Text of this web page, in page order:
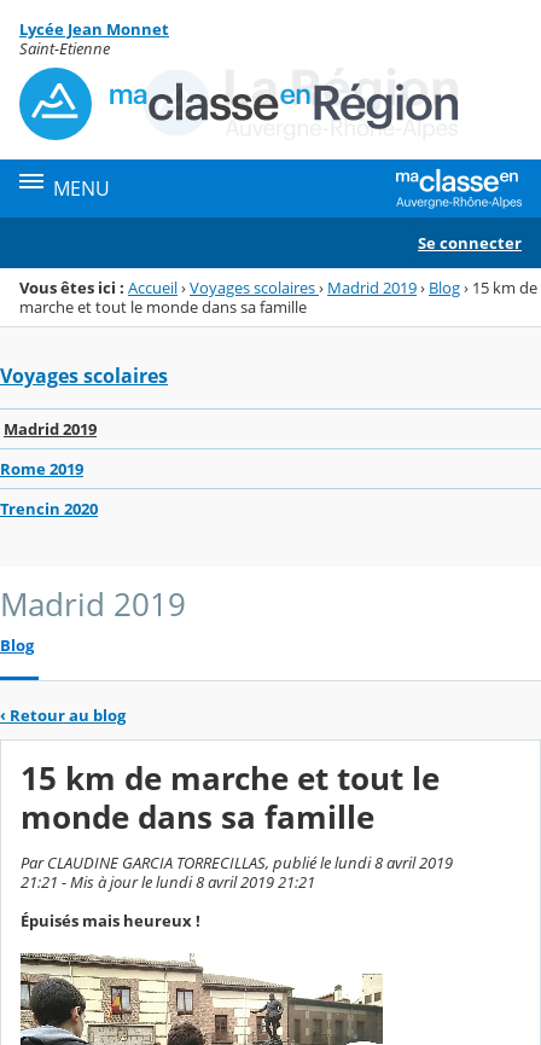
Menu de la rubrique
Contenu
Lycée Jean Monnet
Saint-Etienne
MENU
Se connecter
Vous êtes ici : Accueil›Voyages scolaires› Madrid 2019› Blog› 15 km de
marche et tout le monde dans sa famille
Voyages scolaires
Madrid 2019
Rome 2019
Trencin 2020
Madrid 2019
Blog
‹ Retour au blog
15 km de marche et tout le
monde dans sa famille
Par CLAUDINE GARCIA TORRECILLAS, publié le lundi 8 avril 2019
21:21 - Mis à jour le lundi 8 avril 2019 21:21
Épuisés mais heureux !